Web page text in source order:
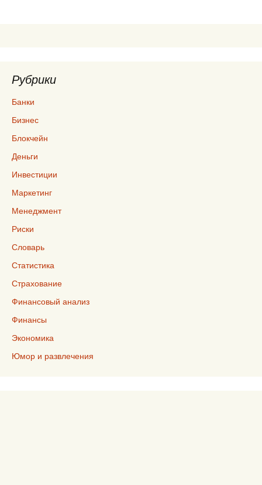
Рубрики
Банки
Бизнес
Блокчейн
Деньги
Инвестиции
Маркетинг
Менеджмент
Риски
Словарь
Статистика
Страхование
Финансовый анализ
Финансы
Экономика
Юмор и развлечения